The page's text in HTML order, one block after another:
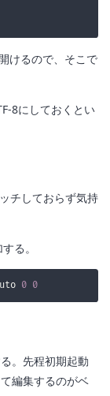
けるので、そこで
8にしておくとい
チしておらず気持
る。
0 0
。先程初期起動
編集するのがベ